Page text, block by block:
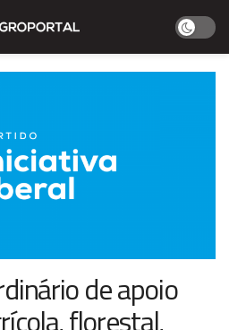
de apoio
florestal,